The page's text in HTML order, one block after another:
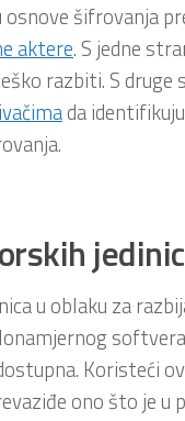
šifrovanja
aktere. S jedne
razbiti. S druge
da
u oblaku za
Koristeći
ono što je u